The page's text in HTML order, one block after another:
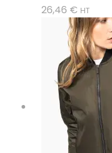
26,46 € HT